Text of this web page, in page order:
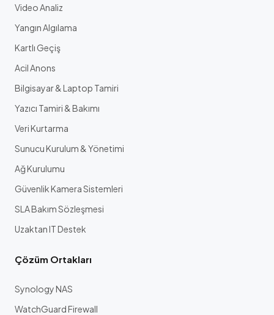
Video Analiz
Yangın Algılama
Kartlı Geçiş
Acil Anons
Bilgisayar & Laptop Tamiri
Yazıcı Tamiri & Bakımı
Veri Kurtarma
Sunucu Kurulum & Yönetimi
Ağ Kurulumu
Güvenlik Kamera Sistemleri
SLA Bakım Sözleşmesi
Uzaktan IT Destek
Çözüm Ortakları
Synology NAS
WatchGuard Firewall